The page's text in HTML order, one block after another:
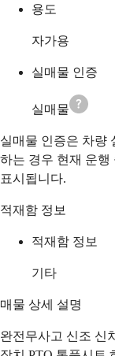
용도
자가용
실매물 인증
실매물
실매물 인증은 차량
하는 경우 현재 운행
표시됩니다.
적재함 정보
적재함 정보
기타
매물 상세 설명
완전무사고 신조 신